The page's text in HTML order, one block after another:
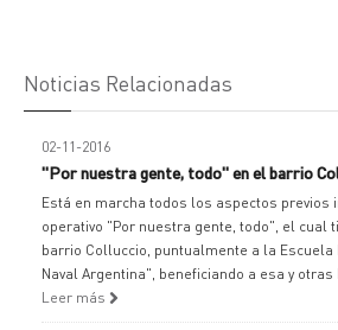
Noticias Relacionadas
02-11-2016
"Por nuestra gente, todo" en el barrio
Está en marcha todos los aspectos previos
operativo "Por nuestra gente, todo", el cual
barrio Colluccio, puntualmente a la Escuela
Naval Argentina", beneficiando a esa y
Leer más